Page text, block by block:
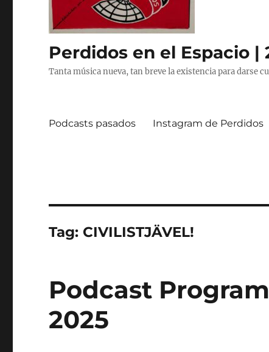
Perdidos en el Espacio
Tanta música nueva, tan breve la existencia para darse
Podcasts pasados Instagram de Perdidos
Tag: CIVILISTJÄVEL!
Podcast
2025